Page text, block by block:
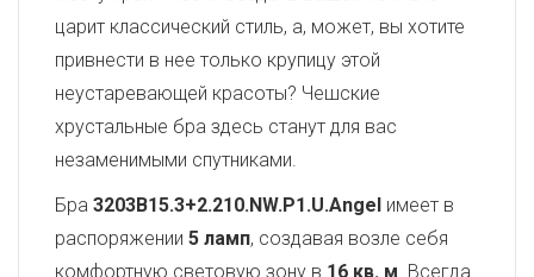
царит классический стиль, а, может, вы хотите
привнести в нее только крупицу этой
неустаревающей красоты? Чешские
хрустальные бра здесь станут для вас
незаменимыми спутниками.
Бра 3203B15.3+2.210.NW.P1.U.Angel имеет в
распоряжении 5 ламп, создавая возле себя
комфортную световую зону в 16 кв. м . Всегда